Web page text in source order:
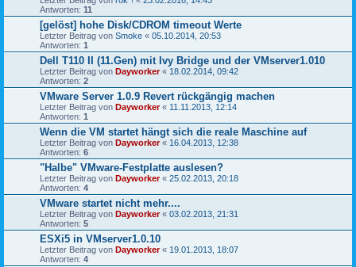
Antworten: 11
[gelöst] hohe Disk/CDROM timeout Werte
Letzter Beitrag von Smoke « 05.10.2014, 20:53
Antworten: 1
Dell T110 II (11.Gen) mit Ivy Bridge und der VMserver1.010
Letzter Beitrag von Dayworker« 18.02.2014, 09:42
Antworten: 2
VMware Server 1.0.9 Revert rückgängig machen
Letzter Beitrag von Dayworker« 11.11.2013, 12:14
Antworten: 1
Wenn die VM startet hängt sich die reale Maschine auf
Letzter Beitrag von Dayworker« 16.04.2013, 12:38
Antworten: 6
"Halbe" VMware-Festplatte auslesen?
Letzter Beitrag von Dayworker« 25.02.2013, 20:18
Antworten: 4
VMware startet nicht mehr....
Letzter Beitrag von Dayworker« 03.02.2013, 21:31
Antworten: 5
ESXi5 in VMserver1.0.10
Letzter Beitrag von Dayworker« 19.01.2013, 18:07
Antworten: 4